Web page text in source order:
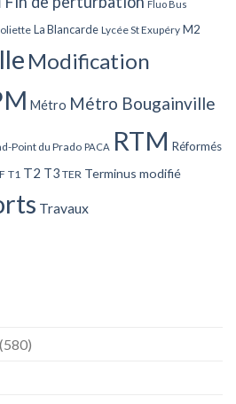
Fluo Bus
La Blancarde Lycée St Exupéry M2
Modification
Métro Métro Bougainville
Point du Prado PACA RTM Réformés
T1 T2 T3 TER Terminus modifié
Travaux
(580)